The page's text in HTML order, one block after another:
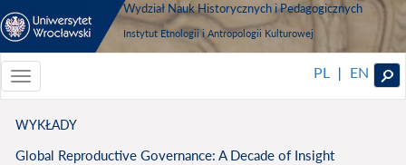
Wydział Nauk Historycznych i Pedagogicznych
Instytut Etnologii i Antropologii Kulturowej
Toggle
navigationToggle
PL | EN
WYKŁADY
Global Reproductive Governance: A Decade of Insight